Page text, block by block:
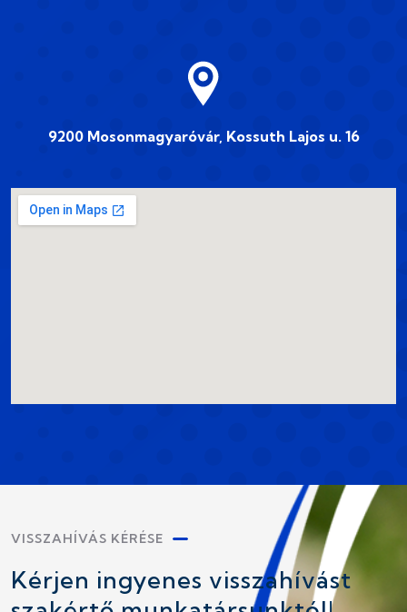
9200 Mosonmagyaróvár, Kossuth Lajos u. 16
VISSZAHÍVÁS KÉRÉSE
Kérjen ingyenes visszahívást